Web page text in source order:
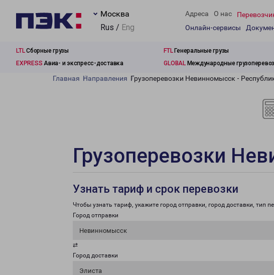
Москва
Rus / Eng
Адреса О нас
Онлайн-сервисы
LTLСборные грузы FTLГенеральные грузы
EXPRESS Авиа- и экспресс-доставка GLOBALМеждународные
Главная Направления Грузоперевозки Невинномысск -
Грузоперевозки
Узнать тариф и срок перевозки
Чтобы узнать тариф, укажите город отправки, город доставки, тип
Город отправки
Невинномысск
⇄
Город доставки
Элиста